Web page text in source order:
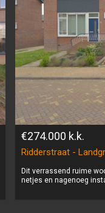
€274.000 k.k.
Ridderstraat -
Dit verrassend ruime
netjes en nagenoeg